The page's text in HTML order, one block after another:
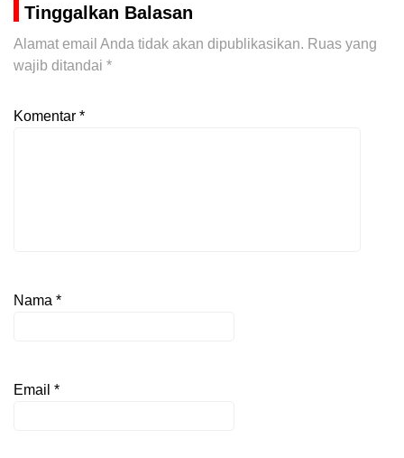
Tinggalkan Balasan
Alamat email Anda tidak akan dipublikasikan. Ruas yang
wajib ditandai *
Komentar *
Nama *
Email *